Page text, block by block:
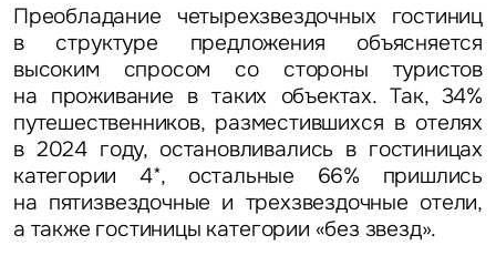
Преобладание четырехзвездочных гостиниц
в структуре предложения объясняется
высоким спросом со стороны туристов
на проживание в таких объектах. Так, 34%
путешественников, разместившихся в отелях
в 2024 году, остановливались в гостиницах
категории 4*, остальные 66% пришлись
на пятизвездочные и трехзвездочные отели,
а также гостиницы категории «без звезд».